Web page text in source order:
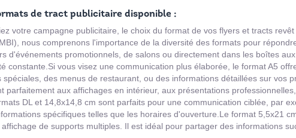
de tract publicitaire disponible :
votre campagne publicitaire, le choix du format de vos flyers et tracts
nous comprenons l'importance de la diversité des formats pour
d'événements promotionnels, de salons ou directement dans les boîtes
constante.Si vous visez une communication plus élaborée, le format A5
spéciales, des menus de restaurant, ou des informations détaillées sur vos
parfaitement aux affichages en intérieur, aux présentations
DL et 14,8x14,8 cm sont parfaits pour une communication ciblée, par
spécifiques telles que les horaires d'ouverture.Le format 5,5x21
de supports multiples. Il est idéal pour partager des informations